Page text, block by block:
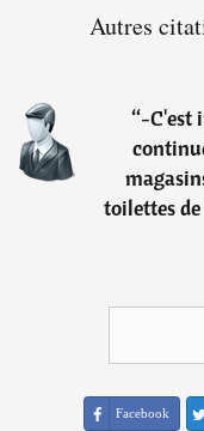
Autres
“-C'est
toilettes
Facebook